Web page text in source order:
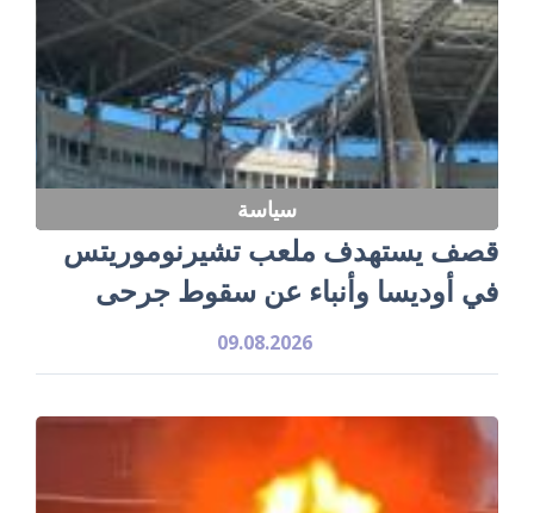
سياسة
قصف يستهدف ملعب تشيرنوموريتس
في أوديسا وأنباء عن سقوط جرحى
09.08.2026